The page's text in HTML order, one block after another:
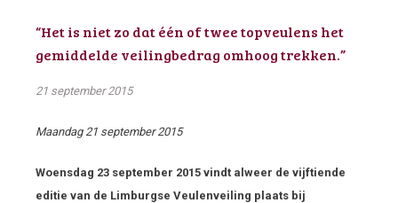
“Het is niet zo dat één of twee topveulens het
gemiddelde veilingbedrag omhoog trekken.”
21 september 2015
Maandag 21 september 2015
Woensdag 23 september 2015 vindt alweer de vijftiende
editie van de Limburgse Veulenveiling plaats bij